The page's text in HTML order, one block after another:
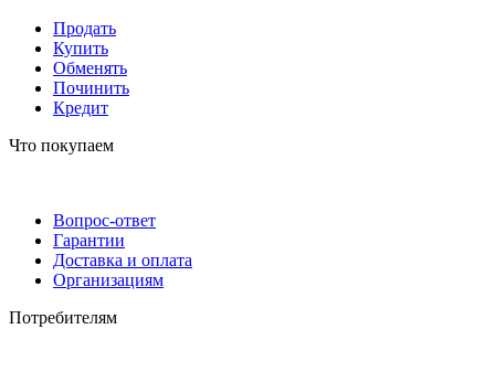
Продать
Купить
Обменять
Починить
Кредит
Что покупаем
Вопрос-ответ
Гарантии
Доставка и оплата
Организациям
Потребителям